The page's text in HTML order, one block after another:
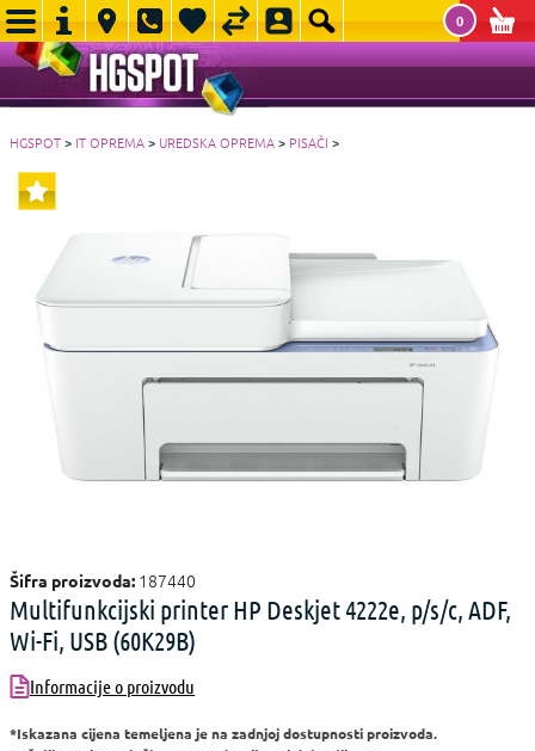
0
HGSPOT> IT OPREMA> UREDSKA OPREMA> PISAČI >
Šifra proizvoda: 187440
Multifunkcijski printer HP Deskjet 4222e, p/s/c, ADF,
Wi-Fi, USB (60K29B)
Informacije o proizvodu
*Iskazana cijena temeljena je na zadnjoj dostupnosti proizvoda.